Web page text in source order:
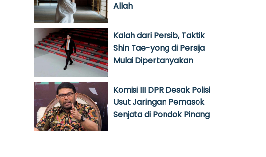
Allah
Kalah dari Persib, Taktik
Shin Tae-yong di Persija
Mulai Dipertanyakan
Komisi III DPR Desak Polisi
Usut Jaringan Pemasok
Senjata di Pondok Pinang